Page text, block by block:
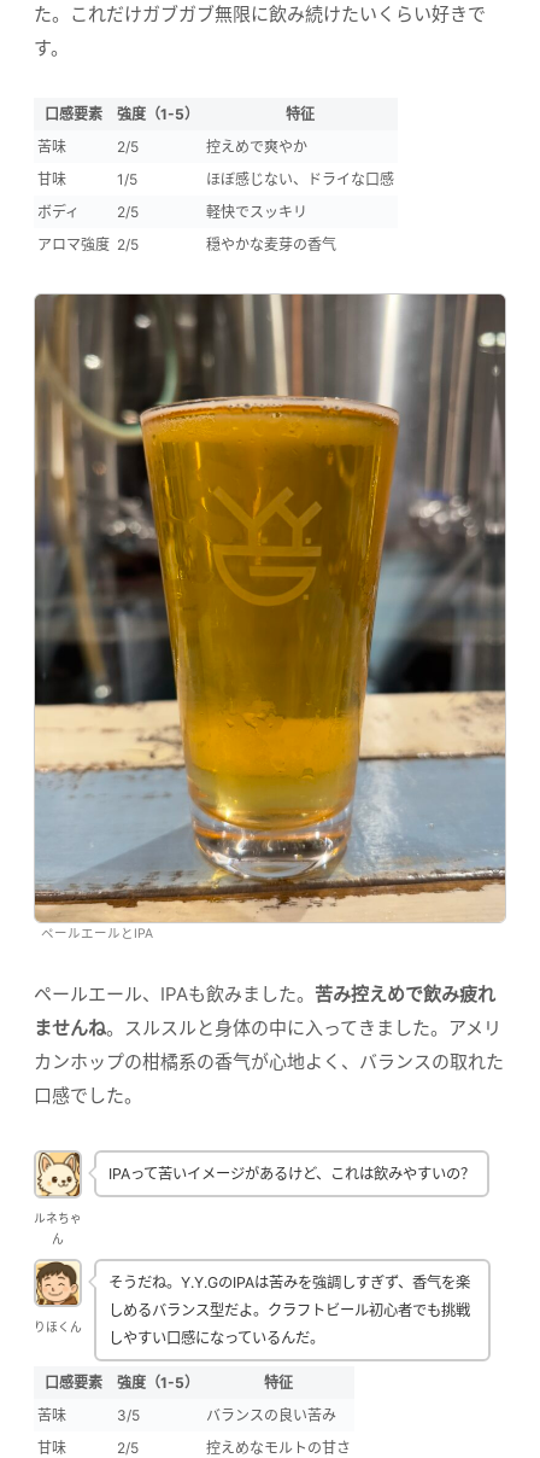
た。これだけガブガブ無限に飲み続けたいくらい好きで
す。
口感要素 強度（1-5）
特征
苦味
2/5
控えめで爽やか
甘味
1/5
ほぼ感じない、ドライな口感
ボディ
2/5
軽快でスッキリ
アロマ強度 2/5 穏やかな麦芽の香气
ペールエールとIPA
ペールエール、IPAも飲みました。 苦み控えめで飲み疲れ
ませんね。スルスルと身体の中に入ってきました。アメリ
カンホップの柑橘系の香气が心地よく、バランスの取れた
口感でした。
ルネちゃ
ん
IPAって苦いイメージがあるけど、これは飲みやすいの？
りほくん
そうだね。Y.Y.GのIPAは苦みを強調しすぎず、香气を楽
しめるバランス型だよ。クラフトビール初心者でも挑戦
しやすい口感になっているんだ。
口感要素 強度（1-5）
特征
苦味
3/5
バランスの良い苦み
甘味
2/5
控えめなモルトの甘さ